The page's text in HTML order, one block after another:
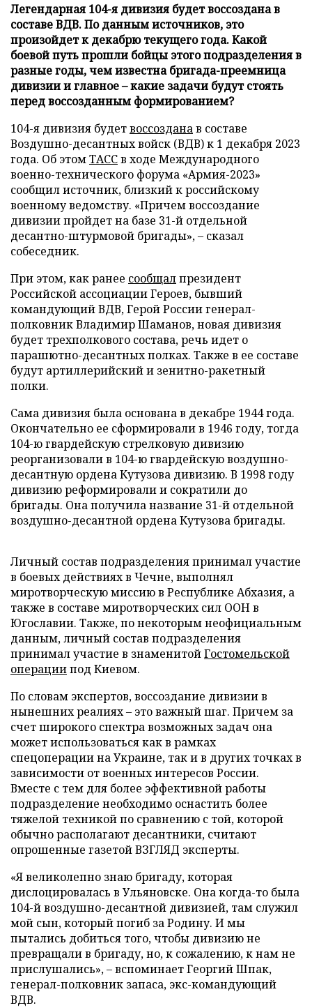
Легендарная 104-я дивизия будет воссоздана в
составе ВДВ. По данным источников, это
произойдет к декабрю текущего года. Какой
боевой путь прошли бойцы этого подразделения в
разные годы, чем известна бригада-преемница
дивизии и главное – какие задачи будут стоять
перед воссозданным формированием?
104-я дивизия будетвоссозданав составе
Воздушно-десантных войск (ВДВ) к 1 декабря 2023
года. Об этомТАССв ходе Международного
военно-технического форума «Армия-2023»
сообщил источник, близкий к российскому
военному ведомству. «Причем воссоздание
дивизии пройдет на базе 31-й отдельной
десантно-штурмовой бригады», – сказал
собеседник.
При этом, как ранее сообщалпрезидент
Российской ассоциации Героев, бывший
командующий ВДВ, Герой России генерал-
полковник Владимир Шаманов, новая дивизия
будет трехполкового состава, речь идет о
парашютно-десантных полках. Также в ее составе
будут артиллерийский и зенитно-ракетный
полки.
Сама дивизия была основана в декабре 1944 года.
Окончательно ее сформировали в 1946 году, тогда
104-ю гвардейскую стрелковую дивизию
реорганизовали в 104-ю гвардейскую воздушно-
десантную ордена Кутузова дивизию. В 1998 году
дивизию реформировали и сократили до
бригады. Она получила название 31-й отдельной
воздушно-десантной ордена Кутузова бригады.
Личный состав подразделения принимал участие
в боевых действиях в Чечне, выполнял
миротворческую миссию в Республике Абхазия, а
также в составе миротворческих сил ООН в
Югославии. Также, по некоторым неофициальным
данным, личный состав подразделения
принимал участие в знаменитойГостомельской
операциипод Киевом.
По словам экспертов, воссоздание дивизии в
нынешних реалиях – это важный шаг. Причем за
счет широкого спектра возможных задач она
может использоваться как в рамках
спецоперации на Украине, так и в других точках в
зависимости от военных интересов России.
Вместе с тем для более эффективной работы
подразделение необходимо оснастить более
тяжелой техникой по сравнению с той, которой
обычно располагают десантники, считают
опрошенные газетой ВЗГЛЯД эксперты.
«Я великолепно знаю бригаду, которая
дислоцировалась в Ульяновске. Она когда-то была
104-й воздушно-десантной дивизией, там служил
мой сын, который погиб за Родину. И мы
пытались добиться того, чтобы дивизию не
превращали в бригаду, но, к сожалению, к нам не
прислушались», – вспоминает Георгий Шпак,
генерал-полковник запаса, экс-командующий
ВДВ.